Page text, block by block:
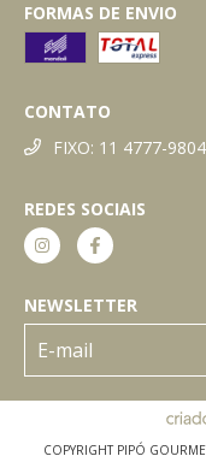
FORMAS DE ENVIO
CONTATO
FIXO: 11 4777-
REDES SOCIAIS
NEWSLETTER
COPYRIGHT PIPÓ